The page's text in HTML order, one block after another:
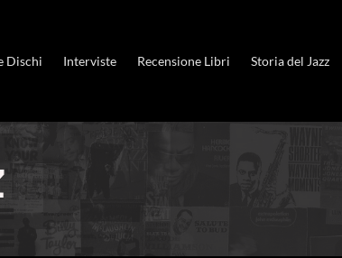
Dischi Interviste Recensione Libri Storia del Jazz